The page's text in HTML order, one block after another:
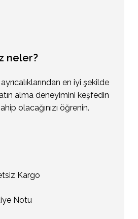
ürün bulunmuyor.
Go To Shop
neler?
ayrıcalıklarından en iyi şekilde
alma deneyimini keşfedin
olacağınızı öğrenin.
Kargo
Notu